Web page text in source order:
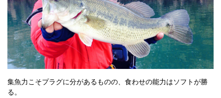
集魚力こそプラグに分があるものの、食わせの能力はソフトが勝
る。